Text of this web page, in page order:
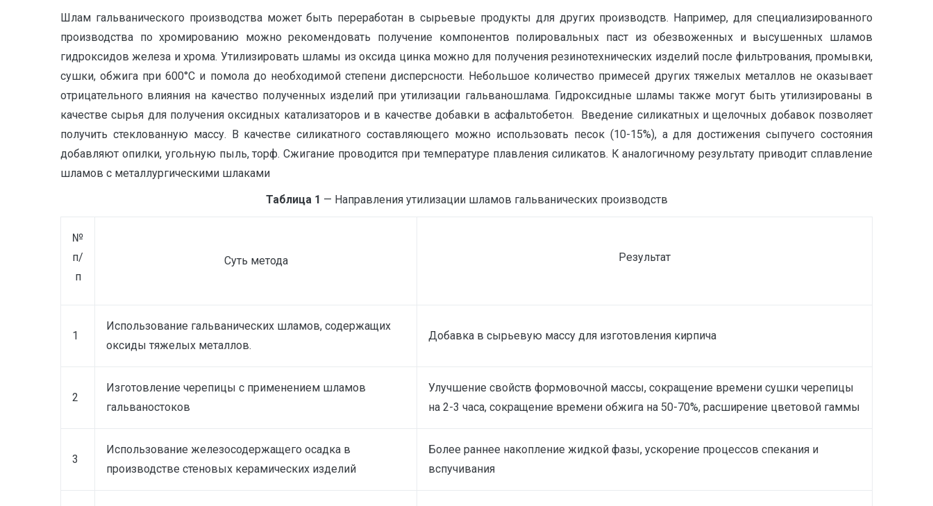
Шлам гальванического производства может быть переработан в сырьевые продукты для других производств. Например, для специализированного
производства по хромированию можно рекомендовать получение компонентов полировальных паст из обезвоженных и высушенных шламов
гидроксидов железа и хрома. Утилизировать шламы из оксида цинка можно для получения резинотехнических изделий после фильтрования, промывки,
сушки, обжига при 600°С и помола до необходимой степени дисперсности. Небольшое количество примесей других тяжелых металлов не оказывает
отрицательного влияния на качество полученных изделий при утилизации гальваношлама. Гидроксидные шламы также могут быть утилизированы в
качестве сырья для получения оксидных катализаторов и в качестве добавки в асфальтобетон. Введение силикатных и щелочных добавок позволяет
получить стеклованную массу. В качестве силикатного составляющего можно использовать песок (10-15%), а для достижения сыпучего состояния
добавляют опилки, угольную пыль, торф. Сжигание проводится при температуре плавления силикатов. К аналогичному результату приводит сплавление
шламов с металлургическими шлаками
Таблица 1 — Направления утилизации шламов гальванических производств
№
п/
п
Суть метода Результат
1
Использование гальванических шламов, содержащих
оксиды тяжелых металлов.
Добавка в сырьевую массу для изготовления кирпича
2
Изготовление черепицы с применением шламов
гальваностоков
Улучшение свойств формовочной массы, сокращение времени сушки черепицы
на 2-3 часа, сокращение времени обжига на 50-70%, расширение цветовой гаммы
3
Использование железосодержащего осадка в
производстве стеновых керамических изделий
Более раннее накопление жидкой фазы, ускорение процессов спекания и
вспучивания